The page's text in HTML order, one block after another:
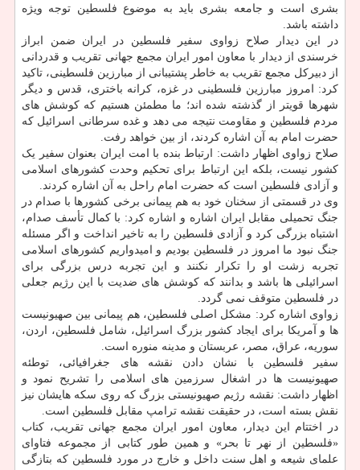
بشری است و جامعه بشری باید به موضوع فلسطین توجه ویژه
داشته باشد.
در این دیدار صلاح زواوی سفیر فلسطین در ایران ضمن ابراز
خرسندی از دیدار با معاون امور ایران مجمع جهانی تقریب و قدردانی
از دبیرکل مجمع تقریب به خاطر پشتیبانی از مبارزین فلسطینی، تاکید
کرد: امروز مبارزین فلسطینی در غزه، کرانه باختری، قدس و دیگر
شهرها قویتر از گذشته شده اند؛ ما مطمئن هستیم که کوشش های
مردم فلسطین و مقاومت نتیجه می دهد و غده سرطانی اسرائیل که
حضرت امام به آن اشاره کردند، از بین خواهد رفت.
صلاح زواوی اظهار داشت: ارتباط بنده با امت ایران بعنوان سفیر یک
کشور نیست، بلکه این ارتباط برای تحکیم وحدت کشورهای اسلامی
و آزادی فلسطین است که حضرت امام راحل به آن اشاره کردند.
وی در قسمتی از سخنان خود به هم پیمانی برخی کشورها با صدام در
جنگ تحمیلی مقابل ایران اشاره و اشاره کرد: با کمال تأسف صدام،
اشتباه بزرگی کرد و آزادی فلسطین را به تاخیر انداخت و اگر مسئله
جنگ نبود ما امروز در فلسطین بودیم و امیدواریم کشورهای اسلامی
تجربه زشت او را تکرار نکنند و این تجربه درس بزرگی برای
اسرائیلی ها باشد و بدانند که کوشش های ضدیت با این رژیم جعلی
در فلسطین متوقف نمی گردد.
زواوی اشاره کرد: مشکل اصلی فلسطین، هم پیمانی بین صهیونیست
ها و آمریکا برای ایجاد کشور بزرگ اسرائیل، شامل فلسطین، اردن،
سوریه، عراق، مصر، عربستان و مدینه منوره است.
سفیر فلسطین با نشان دادن نقشه های جغرافیائی، توطئه
صهیونیست ها در اشغال سرزمین های اسلامی را تشریح نمود و
اظهار داشت: نقشه رژیم صهیونیستی بزرگ که روی سکه هایشان نیز
نقش بسته است، در حقیقت نقشه ترامپ مقابل فلسطین است.
در اختتام این دیدار، معاون امور ایران مجمع جهانی تقریب، کتاب
«فلسطین از نهر تا بحر» و همین طور کتابی از مجموعه فتاوای
علمای شیعه و اهل سنت داخل و خارج در مورد فلسطین که بتازگی